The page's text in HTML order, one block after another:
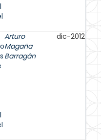
Arturo
Magaña
Barragán
dic-2012